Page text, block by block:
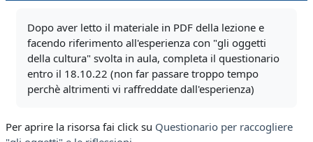
Dopo aver letto il materiale in PDF della lezione e
facendo riferimento all'esperienza con "gli oggetti
della cultura" svolta in aula, completa il questionario
entro il 18.10.22 (non far passare troppo tempo
perchè altrimenti vi raffreddate dall'esperienza)
Per aprire la risorsa fai click su Questionario per raccogliere